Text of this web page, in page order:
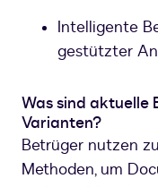
Intelligente
gestützter
Was sind aktuelle
Varianten?
Betrüger nutzen
Methoden, um